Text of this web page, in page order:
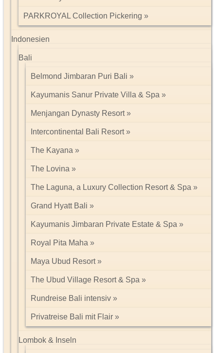
PARKROYAL Collection Pickering
Indonesien
Bali
Belmond Jimbaran Puri Bali
Kayumanis Sanur Private Villa & Spa
Menjangan Dynasty Resort
Intercontinental Bali Resort
The Kayana
The Lovina
The Laguna, a Luxury Collection Resort & Spa
Grand Hyatt Bali
Kayumanis Jimbaran Private Estate & Spa
Royal Pita Maha
Maya Ubud Resort
The Ubud Village Resort & Spa
Rundreise Bali intensiv
Privatreise Bali mit Flair
Lombok & Inseln